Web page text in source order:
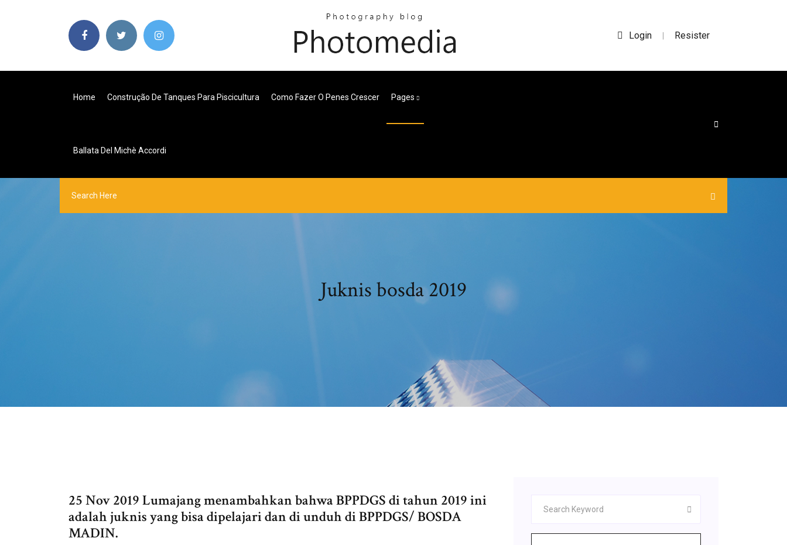
Login | Resister
Home Construção De Tanques Para Piscicultura Como Fazer O Penes Crescer Pages
Ballata Del Michè Accordi
Juknis bosda 2019
25 Nov 2019 Lumajang menambahkan bahwa BPPDGS di tahun 2019 ini
adalah juknis yang bisa dipelajari dan di unduh di BPPDGS/ BOSDA
MADIN.